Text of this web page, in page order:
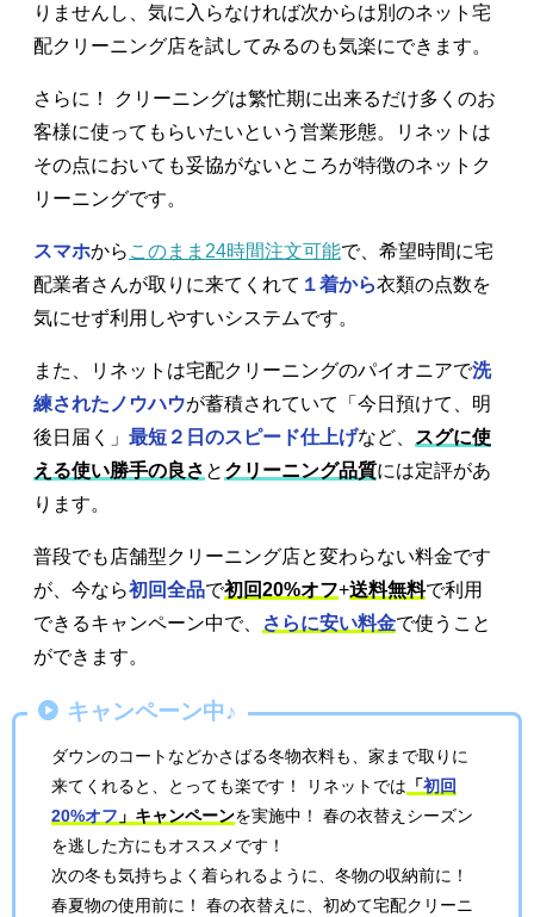
りませんし、気に入らなければ次からは別のネット宅
配クリーニング店を試してみるのも気楽にできます。
さらに！ クリーニングは繁忙期に出来るだけ多くのお
客様に使ってもらいたいという営業形態。リネットは
その点においても妥協がないところが特徴のネットク
リーニングです。
スマホから このまま24時間注文可能で、希望時間に宅
配業者さんが取りに来てくれて １着から衣類の点数を
気にせず利用しやすいシステムです。
また、リネットは宅配クリーニングのパイオニアで洗
練されたノウハウが蓄積されていて「今日預けて、明
後日届く」 最短２日のスピード仕上げなど、
スグに使
える使い勝手の良さ と クリーニング品質には定評があ
ります。
普段でも店舗型クリーニング店と変わらない料金です
が、今なら初回全品で初回20%オフ+送料無料で利用
できるキャンペーン中で、
さらに安い料金で使うこと
ができます。
キャンペーン中♪
ダウンのコートなどかさばる冬物衣料も、家まで取りに
来てくれると、とっても楽です！ リネットでは 「初回
20%オフ 」キャンペーンを実施中！ 春の衣替えシーズン
を逃した方にもオススメです！
次の冬も気持ちよく着られるように、冬物の収納前に！
春夏物の使用前に！ 春の衣替えに、初めて宅配クリーニ